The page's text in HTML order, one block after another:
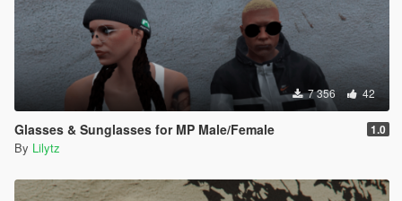
7 356 42
Glasses & Sunglasses for MP Male/Female 1.0
By Lilytz